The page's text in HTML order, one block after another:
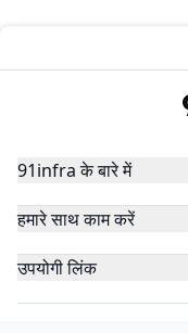
91infra के बारे में
हमारे साथ काम करें
उपयोगी लिंक